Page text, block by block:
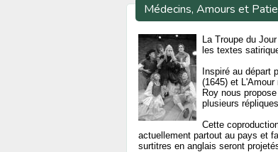
Médecins, Amours et
La Troupe du
les textes
Inspiré au départ
(1645) et
Roy nous
plusieurs
Cette
actuellement partout au pays et
surtitres en anglais seront